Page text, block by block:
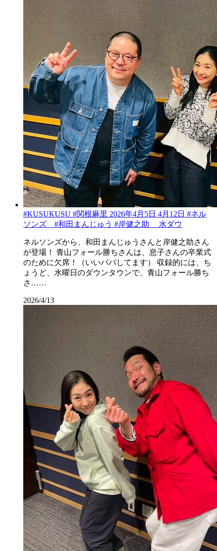
#KUSUKUSU #関根麻里 2026年4月5日 4月12日 #ネル
ソンズ #和田まんじゅう #岸健之助 水ダウ
ネルソンズから、和田まんじゅうさんと岸健之助さん
が登場！ 青山フォール勝ちさんは、息子さんの卒業式
のために欠席！（いいパパしてます） 収録的には、ち
ょうど、水曜日のダウンタウンで、青山フォール勝ち
さ……
2026/4/13